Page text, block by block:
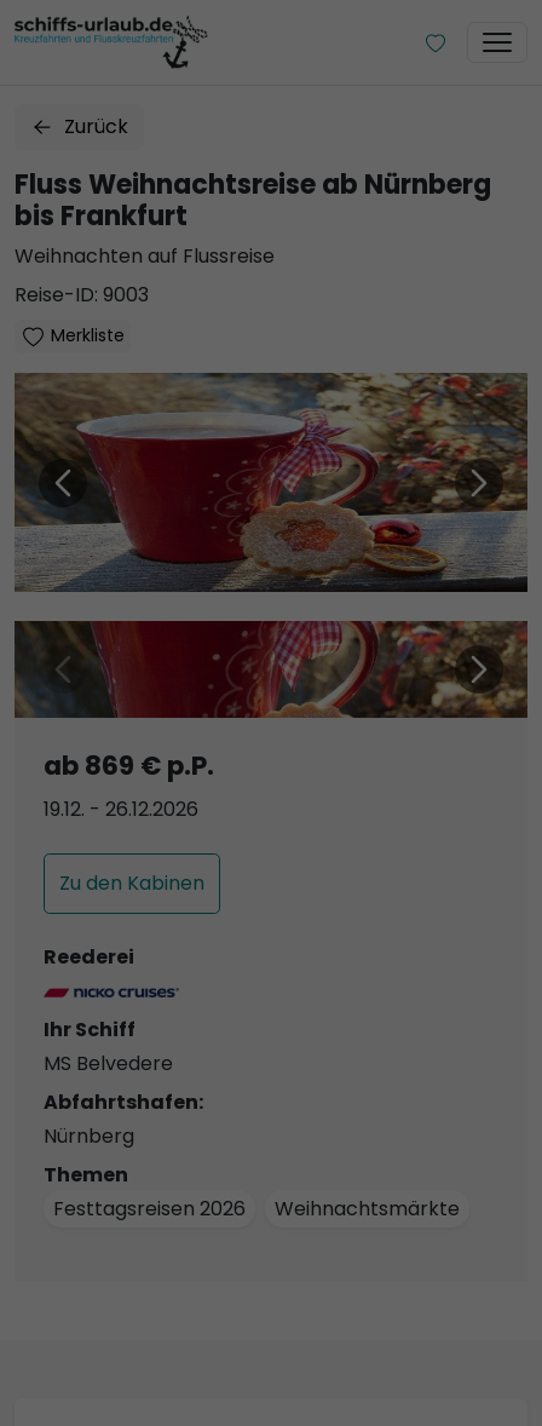
Zurück
Fluss Weihnachtsreise ab Nürnberg
bis Frankfurt
Weihnachten auf Flussreise
Reise-ID: 9003
Merkliste
ab 869 € p.P.
19.12. - 26.12.2026
Zu den Kabinen
Reederei
Ihr Schiff
MS Belvedere
Abfahrtshafen:
Nürnberg
Themen
Festtagsreisen 2026
Weihnachtsmärkte